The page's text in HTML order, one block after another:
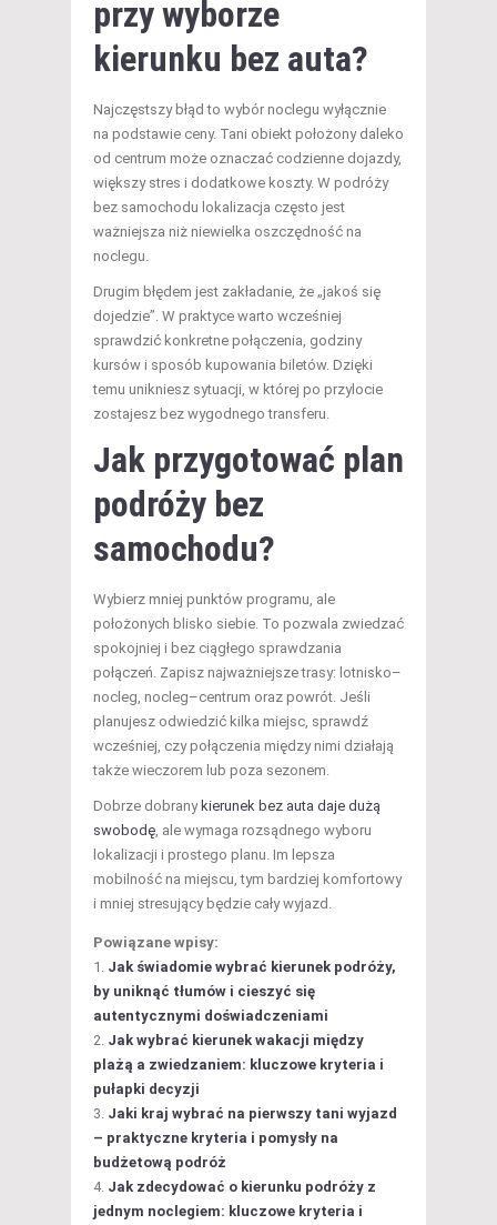
przy wyborze
kierunku bez auta?
Najczęstszy błąd to wybór noclegu wyłącznie
na podstawie ceny. Tani obiekt położony daleko
od centrum może oznaczać codzienne dojazdy,
większy stres i dodatkowe koszty. W podróży
bez samochodu lokalizacja często jest
ważniejsza niż niewielka oszczędność na
noclegu.
Drugim błędem jest zakładanie, że „jakoś się
dojedzie”. W praktyce warto wcześniej
sprawdzić konkretne połączenia, godziny
kursów i sposób kupowania biletów. Dzięki
temu unikniesz sytuacji, w której po przylocie
zostajesz bez wygodnego transferu.
Jak przygotować plan
podróży bez
samochodu?
Wybierz mniej punktów programu, ale
położonych blisko siebie. To pozwala zwiedzać
spokojniej i bez ciągłego sprawdzania
połączeń. Zapisz najważniejsze trasy: lotnisko–
nocleg, nocleg–centrum oraz powrót. Jeśli
planujesz odwiedzić kilka miejsc, sprawdź
wcześniej, czy połączenia między nimi działają
także wieczorem lub poza sezonem.
Dobrze dobranykierunek bez auta daje dużą
swobodę , ale wymaga rozsądnego wyboru
lokalizacji i prostego planu. Im lepsza
mobilność na miejscu, tym bardziej komfortowy
i mniej stresujący będzie cały wyjazd.
Powiązane wpisy:
Jak świadomie wybrać kierunek podróży,
by uniknąć tłumów i cieszyć się
autentycznymi doświadczeniami
Jak wybrać kierunek wakacji między
plażą a zwiedzaniem: kluczowe kryteria i
pułapki decyzji
Jaki kraj wybrać na pierwszy tani wyjazd
– praktyczne kryteria i pomysły na
budżetową podróż
Jak zdecydować o kierunku podróży z
jednym noclegiem: kluczowe kryteria i